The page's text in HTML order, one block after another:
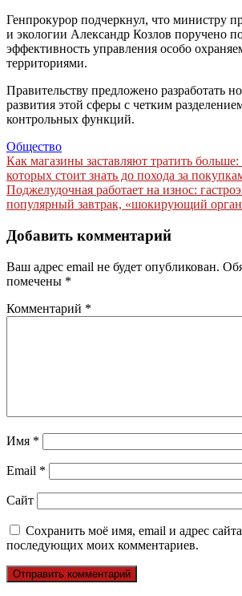
Генпрокурор подчеркнул, что министру
и экологии Александр Козлов поручено
эффективность управления особо
территориями.
Правительству предложено разработать
развития этой сферы с четким
контрольных функций.
Общество
Навигация
по
записям
Как магазины заставляют тратить
которых стоит знать до похода за
Поджелудочная работает на износ:
популярный завтрак, «шокирующий
Добавить комментарий
Ваш адрес email не будет опубликован.
помечены *
Комментарий *
Имя *
Email *
Сайт
Сохранить моё имя, email и адрес
последующих моих комментариев.